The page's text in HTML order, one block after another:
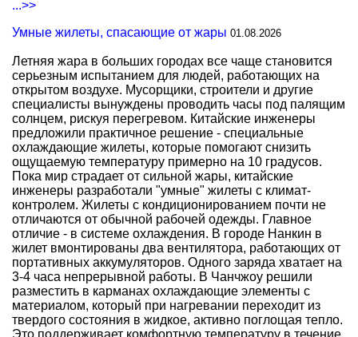
...>>
Умные жилеты, спасающие от жары 01.08.2026
Летняя жара в больших городах все чаще становится
серьезным испытанием для людей, работающих на
открытом воздухе. Мусорщики, строители и другие
специалисты вынуждены проводить часы под палящим
солнцем, рискуя перегревом. Китайские инженеры
предложили практичное решение - специальные
охлаждающие жилеты, которые помогают снизить
ощущаемую температуру примерно на 10 градусов.
Пока мир страдает от сильной жары, китайские
инженеры разработали "умные" жилеты с климат-
контролем. Жилеты с кондиционированием почти не
отличаются от обычной рабочей одежды. Главное
отличие - в системе охлаждения. В городе Нанкин в
жилет вмонтированы два вентилятора, работающих от
портативных аккумуляторов. Одного заряда хватает на
3-4 часа непрерывной работы. В Чанчжоу решили
разместить в карманах охлаждающие элементы с
материалом, который при нагревании переходит из
твердого состояния в жидкое, активно поглощая тепло.
Это поддерживает комфортную температуру в течение